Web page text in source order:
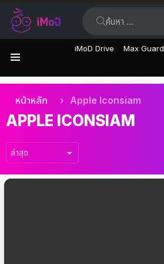
iMoD Drive Max Guard
เรื่อง
ล่าสุด
คุณอยู่ที่นี่:
หน้าหลัก Apple Iconsiam
APPLE ICONSIAM
เรื่อง